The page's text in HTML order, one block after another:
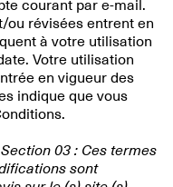
courant par e-mail.
ou révisées entrent en
à votre utilisation
Votre utilisation
en vigueur des
indique que vous
03 : Ces termes
sont